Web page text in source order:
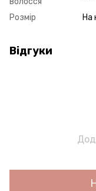
Розмір На
Відгуки